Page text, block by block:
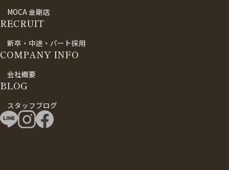
MOCA 金剛店
RECRUIT
新卒・中途・パート採用
COMPANY INFO
会社概要
BLOG
スタッフブログ